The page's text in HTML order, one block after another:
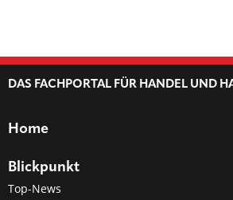
DAS FACHPORTAL FÜR HANDEL UND
Home
Blickpunkt
Top-News